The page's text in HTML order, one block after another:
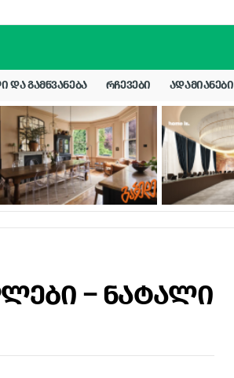
ᲓᲐ ᲒᲐᲛᲬᲕᲐᲜᲔᲑᲐ ᲠᲩᲔᲕᲔᲑᲘ ᲐᲓᲐᲛᲘᲐᲜᲔᲑᲘ
– ნატალი